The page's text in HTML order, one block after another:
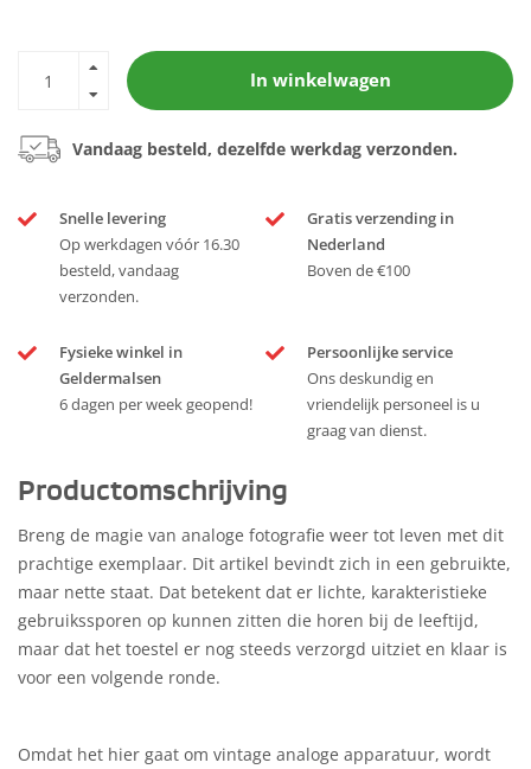
In winkelwagen
Vandaag besteld, dezelfde werkdag verzonden.
Snelle levering
Op werkdagen vóór 16.30
besteld, vandaag
verzonden.
Gratis verzending in
Nederland
Boven de €100
Fysieke winkel in
Geldermalsen
6 dagen per week geopend!
Persoonlijke service
Ons deskundig en
vriendelijk personeel is u
graag van dienst.
Productomschrijving
Breng de magie van analoge fotografie weer tot leven met dit
prachtige exemplaar. Dit artikel bevindt zich in een gebruikte,
maar nette staat. Dat betekent dat er lichte, karakteristieke
gebruikssporen op kunnen zitten die horen bij de leeftijd,
maar dat het toestel er nog steeds verzorgd uitziet en klaar is
voor een volgende ronde.
Omdat het hier gaat om vintage analoge apparatuur, wordt